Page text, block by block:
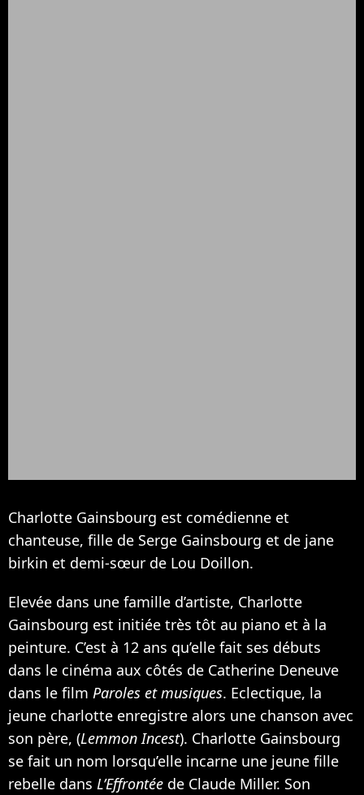
Charlotte Gainsbourg est comédienne et
chanteuse, fille de Serge Gainsbourg et de jane
birkin et demi-sœur de Lou Doillon.
Elevée dans une famille d’artiste, Charlotte
Gainsbourg est initiée très tôt au piano et à la
peinture. C’est à 12 ans qu’elle fait ses débuts
dans le cinéma aux côtés de Catherine Deneuve
dans le film Paroles et musiques. Eclectique, la
jeune charlotte enregistre alors une chanson avec
son père, (Lemmon Incest). Charlotte Gainsbourg
se fait un nom lorsqu’elle incarne une jeune fille
rebelle dans L’Effrontée de Claude Miller. Son